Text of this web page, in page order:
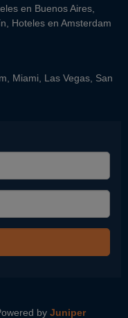
en Buenos Aires
Hoteles en Amsterdam
Miami Las Vegas San
by Juniper